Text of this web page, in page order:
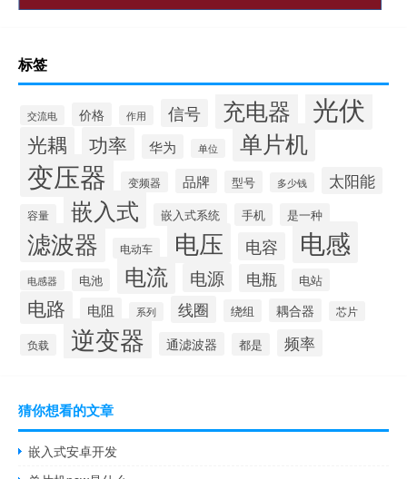
标签
交流电 价格 作用 信号 充电器 光伏
光耦 功率 华为 单位 单片机
变压器 变频器 品牌 型号 多少钱 太阳能
容量 嵌入式 嵌入式系统 手机 是一种
滤波器 电动车 电压 电容 电感
电感器 电池 电流 电源 电瓶 电站
电路 电阻 系列 线圈 绕组 耦合器 芯片
负载 逆变器 通滤波器 都是 频率
猜你想看的文章
嵌入式安卓开发